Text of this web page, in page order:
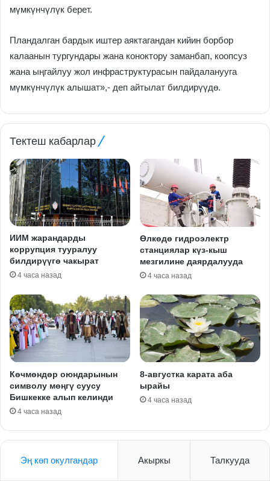
мүмкүнчүлүк берет.
Пландалган бардык иштер аяктагандан кийин борбор
калаанын тургундары жана коноктору заманбап, коопсуз
жана ыңгайлуу жол инфраструктурасын пайдаланууга
мүмкүнчүлүк алышат»,- деп айтылат билдирүүдө.
Тектеш кабарлар
ИИМ жарандарды
коррупция тууралуу
билдирүүгө чакырат
4 часа назад
Өлкөдө гидроэлектр
станциялар күз-кыш
мезгилине даярдалууда
4 часа назад
Көчмөндөр оюндарынын
символу мөңгү суусу
Бишкекке алып келинди
4 часа назад
8-августка карата аба
ырайы
4 часа назад
Эң көп окулгандар Акыркы Талкууда